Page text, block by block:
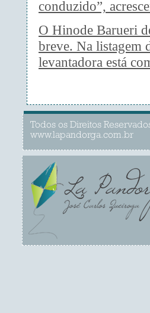
conduzido”,
O Hinode Barueri
breve. Na listagem
levantadora está
Todos os Direitos
www.lapandorga.com.br